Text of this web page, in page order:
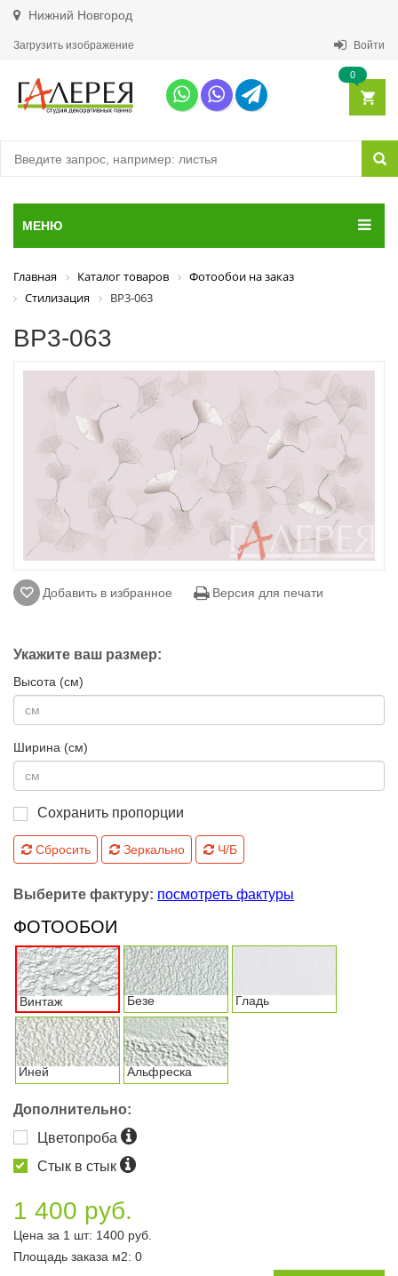
Нижний Новгород
Загрузить изображение Войти
0
МЕНЮ
Главная Каталог товаров
Фотообои на заказ
Стилизация
ВР3-063
ВР3-063
Добавить в избранное Версия для печати
Укажите ваш размер:
Высота (см)
Ширина (см)
Сохранить пропорции
Сбросить Зеркально Ч/Б
Выберите фактуру: посмотреть фактуры
ФОТООБОИ
Винтаж Безе Гладь
Иней Альфреска
Дополнительно:
Цветопроба
Стык в стык
1 400 руб.
Цена за 1 шт: 1400 руб.
Площадь заказа м2: 0